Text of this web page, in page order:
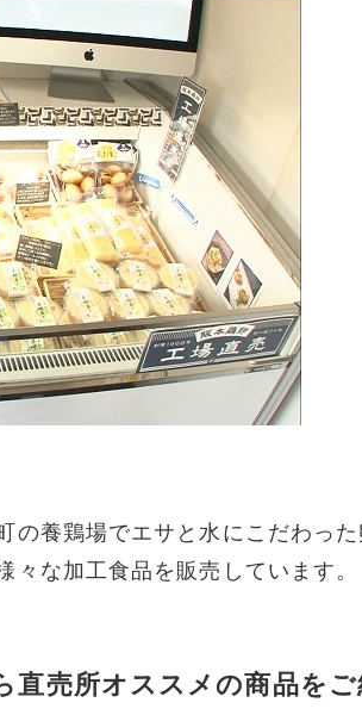
の養鶏場でエサと水にこだわっ
な加工食品を販売しています。
売所オススメの商品をご